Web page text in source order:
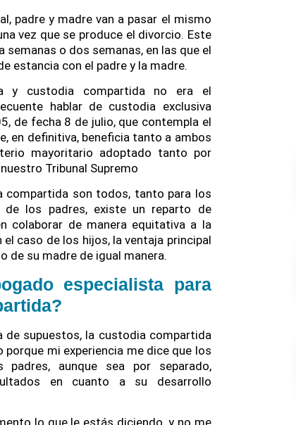
padre y madre van a pasar el mismo
vez que se produce el divorcio. Este
o dos semanas, en las que el
estancia con el padre y la madre.
y custodia compartida no era el
hablar de custodia exclusiva
de fecha 8 de julio, que contempla el
en definitiva, beneficia tanto a ambos
mayoritario adoptado tanto por
Tribunal Supremo
compartida son todos, tanto para los
los padres, existe un reparto de
colaborar de manera equitativa a la
caso de los hijos, la ventaja principal
de su madre de igual manera.
especialista para
de supuestos, la custodia compartida
mi experiencia me dice que los
aunque sea por separado,
en cuanto a su desarrollo